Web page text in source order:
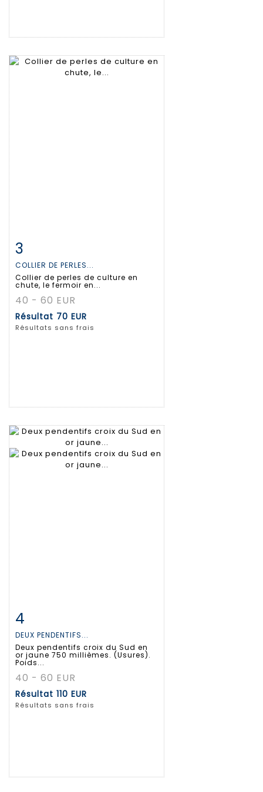
Fiche détaillée
3
COLLIER DE PERLES...
Collier de perles de culture en
chute, le fermoir en...
40 - 60 EUR
Résultat 70 EUR
Résultats sans frais
Fiche détaillée
4
DEUX PENDENTIFS...
Deux pendentifs croix du Sud en
or jaune 750 millièmes. (Usures).
Poids...
40 - 60 EUR
Résultat 110 EUR
Résultats sans frais